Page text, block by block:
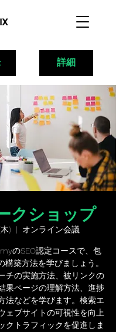
詳細
クショップ
)
  |
オンライン会議
のSEO認定コースで、包
構築方法を学びましょう。
チの実施方法、被リンクの
果ページの理解方法、進捗
法などを学びます。検索エ
ェブサイトの可視性を向上
クトラフィックを促進しま